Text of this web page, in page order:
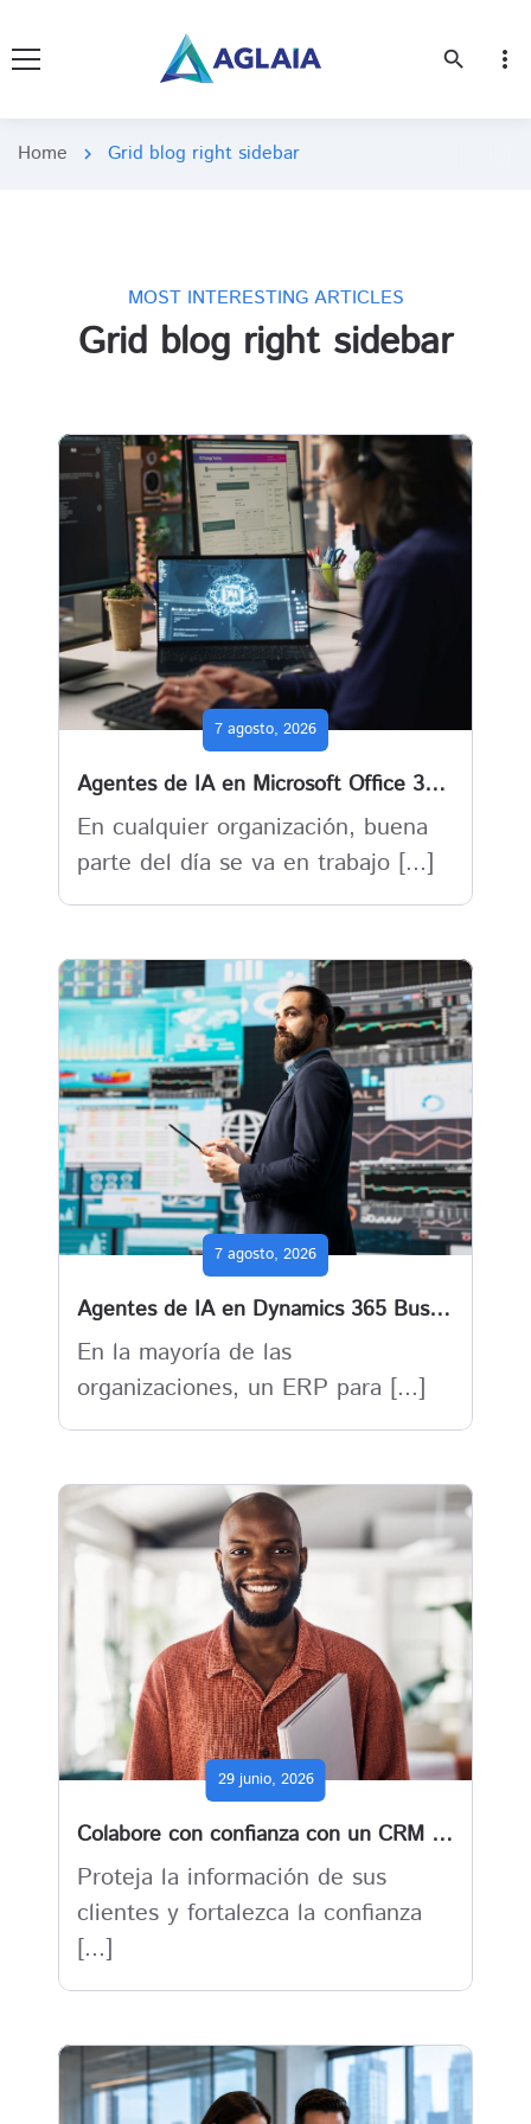
search more_vert
Home chevron_right Grid blog right sidebar
MOST INTERESTING ARTICLES
Grid blog right sidebar
7 agosto, 2026
Agentes de IA en Microsoft Office 365 : cuando el trabajo deja de depender solo de las personas
En cualquier organización, buena
parte del día se va en trabajo [...]
7 agosto, 2026
Agentes de IA en Dynamics 365 Business Central : cuando el ERP deja de esperar y empieza a actuar
En la mayoría de las
organizaciones, un ERP para [...]
29 junio, 2026
Colabore con confianza con un CRM y ERP para empresas impulsado por IA y seguridad
Proteja la información de sus
clientes y fortalezca la confianza
[...]